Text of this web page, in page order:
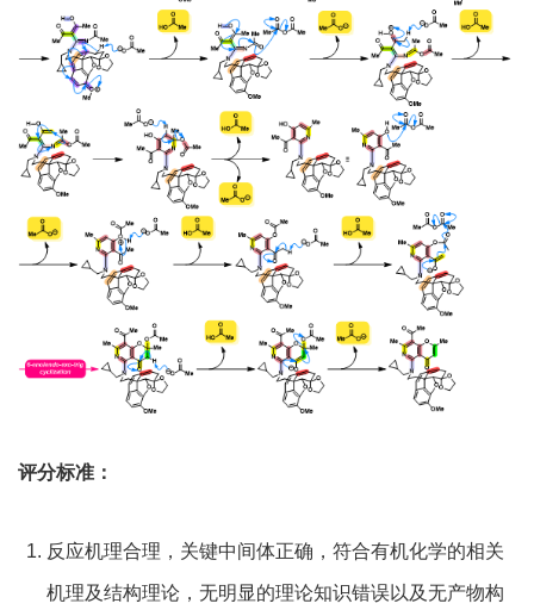
评分标准：
反应机理合理，关键中间体正确，符合有机化学的相关
机理及结构理论，无明显的理论知识错误以及无产物构